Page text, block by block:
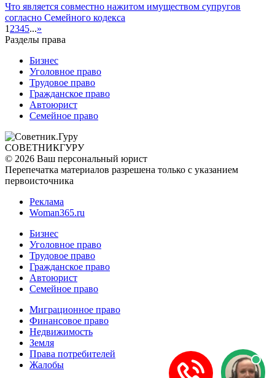
Что является совместно нажитом имуществом супругов
согласно Семейного кодекса
1 2345...»
Разделы права
Бизнес
Уголовное право
Трудовое право
Гражданское право
Автоюрист
Семейное право
СОВЕТНИКГУРУ
© 2026 Ваш персональный юрист
Перепечатка материалов разрешена только с указанием
первоисточника
Реклама
Woman365.ru
Бизнес
Уголовное право
Трудовое право
Гражданское право
Автоюрист
Семейное право
Миграционное право
Финансовое право
Недвижимость
Земля
Права потребителей
Жалобы